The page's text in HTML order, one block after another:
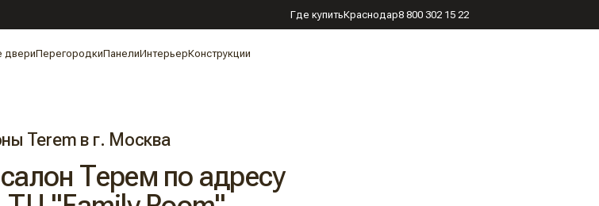
Где купитьКраснодар8 800 302 15 22
двериПерегородкиПанелиИнтерьерКонструкции
Terem в г. Москва
Терем по адресу